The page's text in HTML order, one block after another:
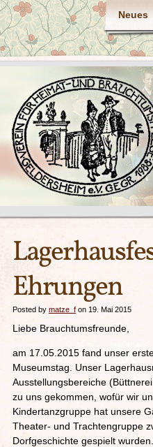
Neues
Ehrungen
Posted by matze_f on 19. Mai 2015
Liebe Brauchtumsfreunde,
am 17.05.2015 fand unser
Museumstag. Unser
Ausstellungsbereiche
zu uns gekommen, wofür wir
Kindertanzgruppe hat unsere
Theater- und Trachtengruppe
Dorfgeschichte gespielt